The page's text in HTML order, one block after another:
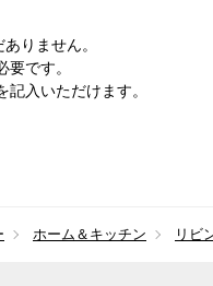
りません。
要です。
記入いただけます。
ホーム＆キッチン リビ